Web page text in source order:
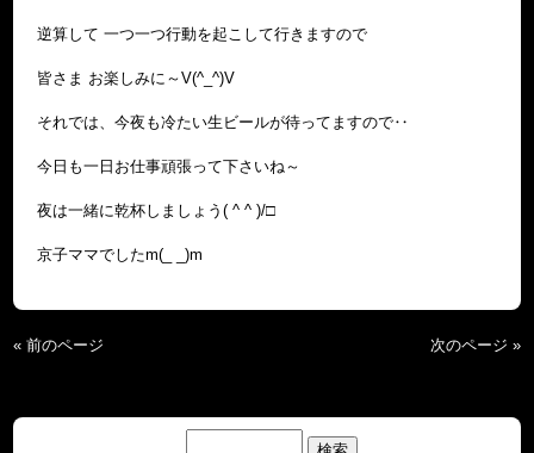
逆算して 一つ一つ行動を起こして行きますので
皆さま お楽しみに～V(^_^)V
それでは、今夜も冷たい生ビールが待ってますので‥
今日も一日お仕事頑張って下さいね～
夜は一緒に乾杯しましょう( ^ ^ )/□
京子ママでしたm(_ _)m
« 前のページ 次のページ »